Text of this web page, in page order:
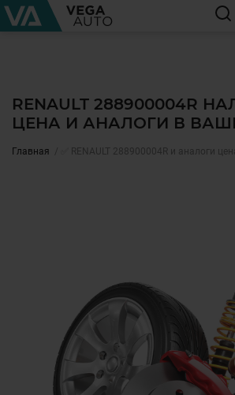
RENAULT 288900004R
ЦЕНА И АНАЛОГИ В
Главная ✅ RENAULT 288900004R и аналоги